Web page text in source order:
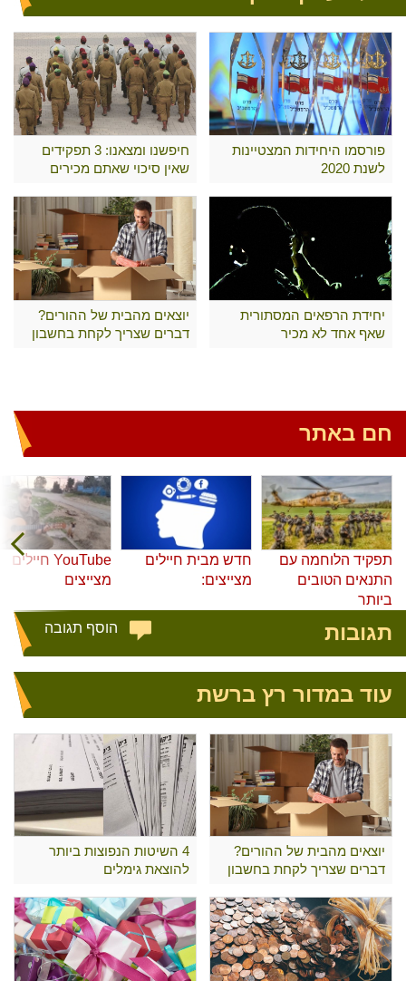
פורסמו היחידות המצטיינות
לשנת 2020
חיפשנו ומצאנו: 3 תפקידים
שאין סיכוי שאתם מכירים
יחידת הרפאים המסתורית
שאף אחד לא מכיר
יוצאים מהבית של ההורים?
דברים שצריך לקחת בחשבון
חם באתר
תפקיד הלוחמה עם
התנאים הטובים
ביותר
חדש מבית חיילים
מצייצים:
YouTube חיילים
מצייצים
תגובות הוסף תגובה
עוד במדור רץ ברשת
יוצאים מהבית של ההורים?
דברים שצריך לקחת בחשבון
4 השיטות הנפוצות ביותר
להוצאת גימלים